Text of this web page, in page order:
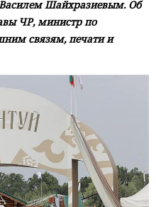
Василем Шайхразиевым. Об
ЧР, министр по
связям, печати и